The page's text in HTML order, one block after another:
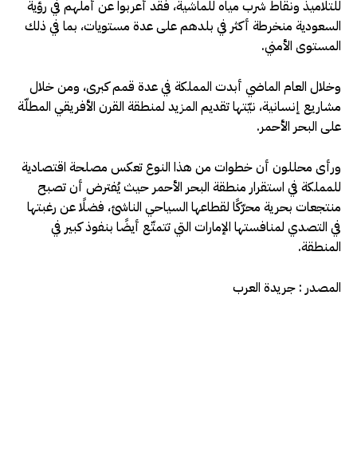
للتلاميذ ونقاط شرب مياه للماشية، فقد أعربوا عن أملهم في رؤية
السعودية منخرطة أكثر في بلدهم على عدة مستويات، بما في ذلك
المستوى الأمني.
وخلال العام الماضي أبدت المملكة في عدة قمم كبرى، ومن خلال
مشاريع إنسانية، نيّتها تقديم المزيد لمنطقة القرن الأفريقي المطلّة
على البحر الأحمر.
ورأى محللون أن خطوات من هذا النوع تعكس مصلحة اقتصادية
للمملكة في استقرار منطقة البحر الأحمر حيث يُفترض أن تصبح
منتجعات بحرية محرّكًا لقطاعها السياحي الناشئ، فضلًا عن رغبتها
في التصدي لمنافستها الإمارات التي تتمتّع أيضًا بنفوذ كبير في
المنطقة.
المصدر : جريدة العرب